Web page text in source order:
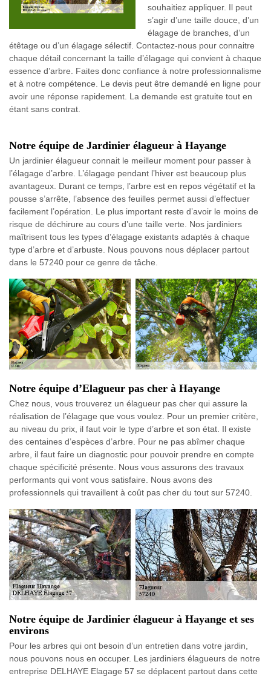
souhaitiez appliquer. Il peut
s’agir d’une taille douce, d’un
élagage de branches, d’un
étêtage ou d’un élagage sélectif. Contactez-nous pour connaitre
chaque détail concernant la taille d’élagage qui convient à chaque
essence d’arbre. Faites donc confiance à notre professionnalisme
et à notre compétence. Le devis peut être demandé en ligne pour
avoir une réponse rapidement. La demande est gratuite tout en
étant sans contrat.
Notre équipe de Jardinier élagueur à Hayange
Un jardinier élagueur connait le meilleur moment pour passer à
l’élagage d’arbre. L’élagage pendant l’hiver est beaucoup plus
avantageux. Durant ce temps, l’arbre est en repos végétatif et la
pousse s’arrête, l’absence des feuilles permet aussi d’effectuer
facilement l’opération. Le plus important reste d’avoir le moins de
risque de déchirure au cours d’une taille verte. Nos jardiniers
maîtrisent tous les types d’élagage existants adaptés à chaque
type d’arbre et d’arbuste. Nous pouvons nous déplacer partout
dans le 57240 pour ce genre de tâche.
Notre équipe d’Elagueur pas cher à Hayange
Chez nous, vous trouverez un élagueur pas cher qui assure la
réalisation de l’élagage que vous voulez. Pour un premier critère,
au niveau du prix, il faut voir le type d’arbre et son état. Il existe
des centaines d’espèces d’arbre. Pour ne pas abîmer chaque
arbre, il faut faire un diagnostic pour pouvoir prendre en compte
chaque spécificité présente. Nous vous assurons des travaux
performants qui vont vous satisfaire. Nous avons des
professionnels qui travaillent à coût pas cher du tout sur 57240.
Notre équipe de Jardinier élagueur à Hayange et ses
environs
Pour les arbres qui ont besoin d’un entretien dans votre jardin,
nous pouvons nous en occuper. Les jardiniers élagueurs de notre
entreprise DELHAYE Elagage 57 se déplacent partout dans cette